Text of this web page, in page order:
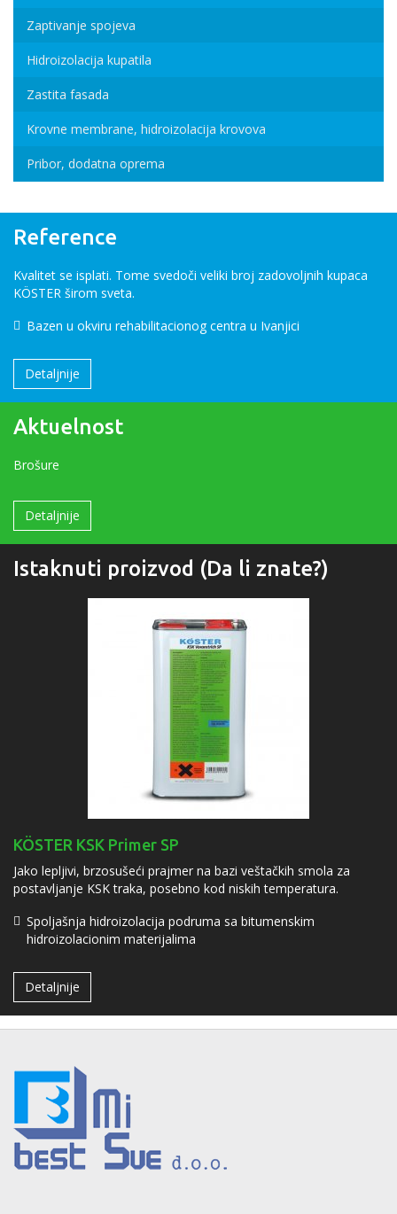
Zaptivanje spojeva
Hidroizolacija kupatila
Zastita fasada
Krovne membrane, hidroizolacija krovova
Pribor, dodatna oprema
Reference
Kvalitet se isplati. Tome svedoči veliki broj zadovoljnih kupaca
KÖSTER širom sveta.
Bazen u okviru rehabilitacionog centra u Ivanjici
Detaljnije
Aktuelnost
Brošure
Detaljnije
Istaknuti proizvod (Da li znate?)
KÖSTER KSK Primer SP
Jako lepljivi, brzosušeći prajmer na bazi veštačkih smola za
postavljanje KSK traka, posebno kod niskih temperatura.
Spoljašnja hidroizolacija podruma sa bitumenskim
hidroizolacionim materijalima
Detaljnije